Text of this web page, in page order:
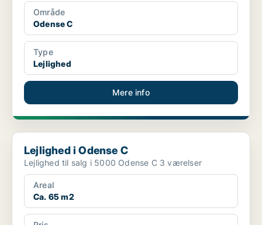
Område
Odense C
Type
Lejlighed
Mere info
Lejlighed i Odense C
Lejlighed i Odense C
Lejlighed til salg i 5000 Odense C 3 værelser
Areal
Ca. 65 m2